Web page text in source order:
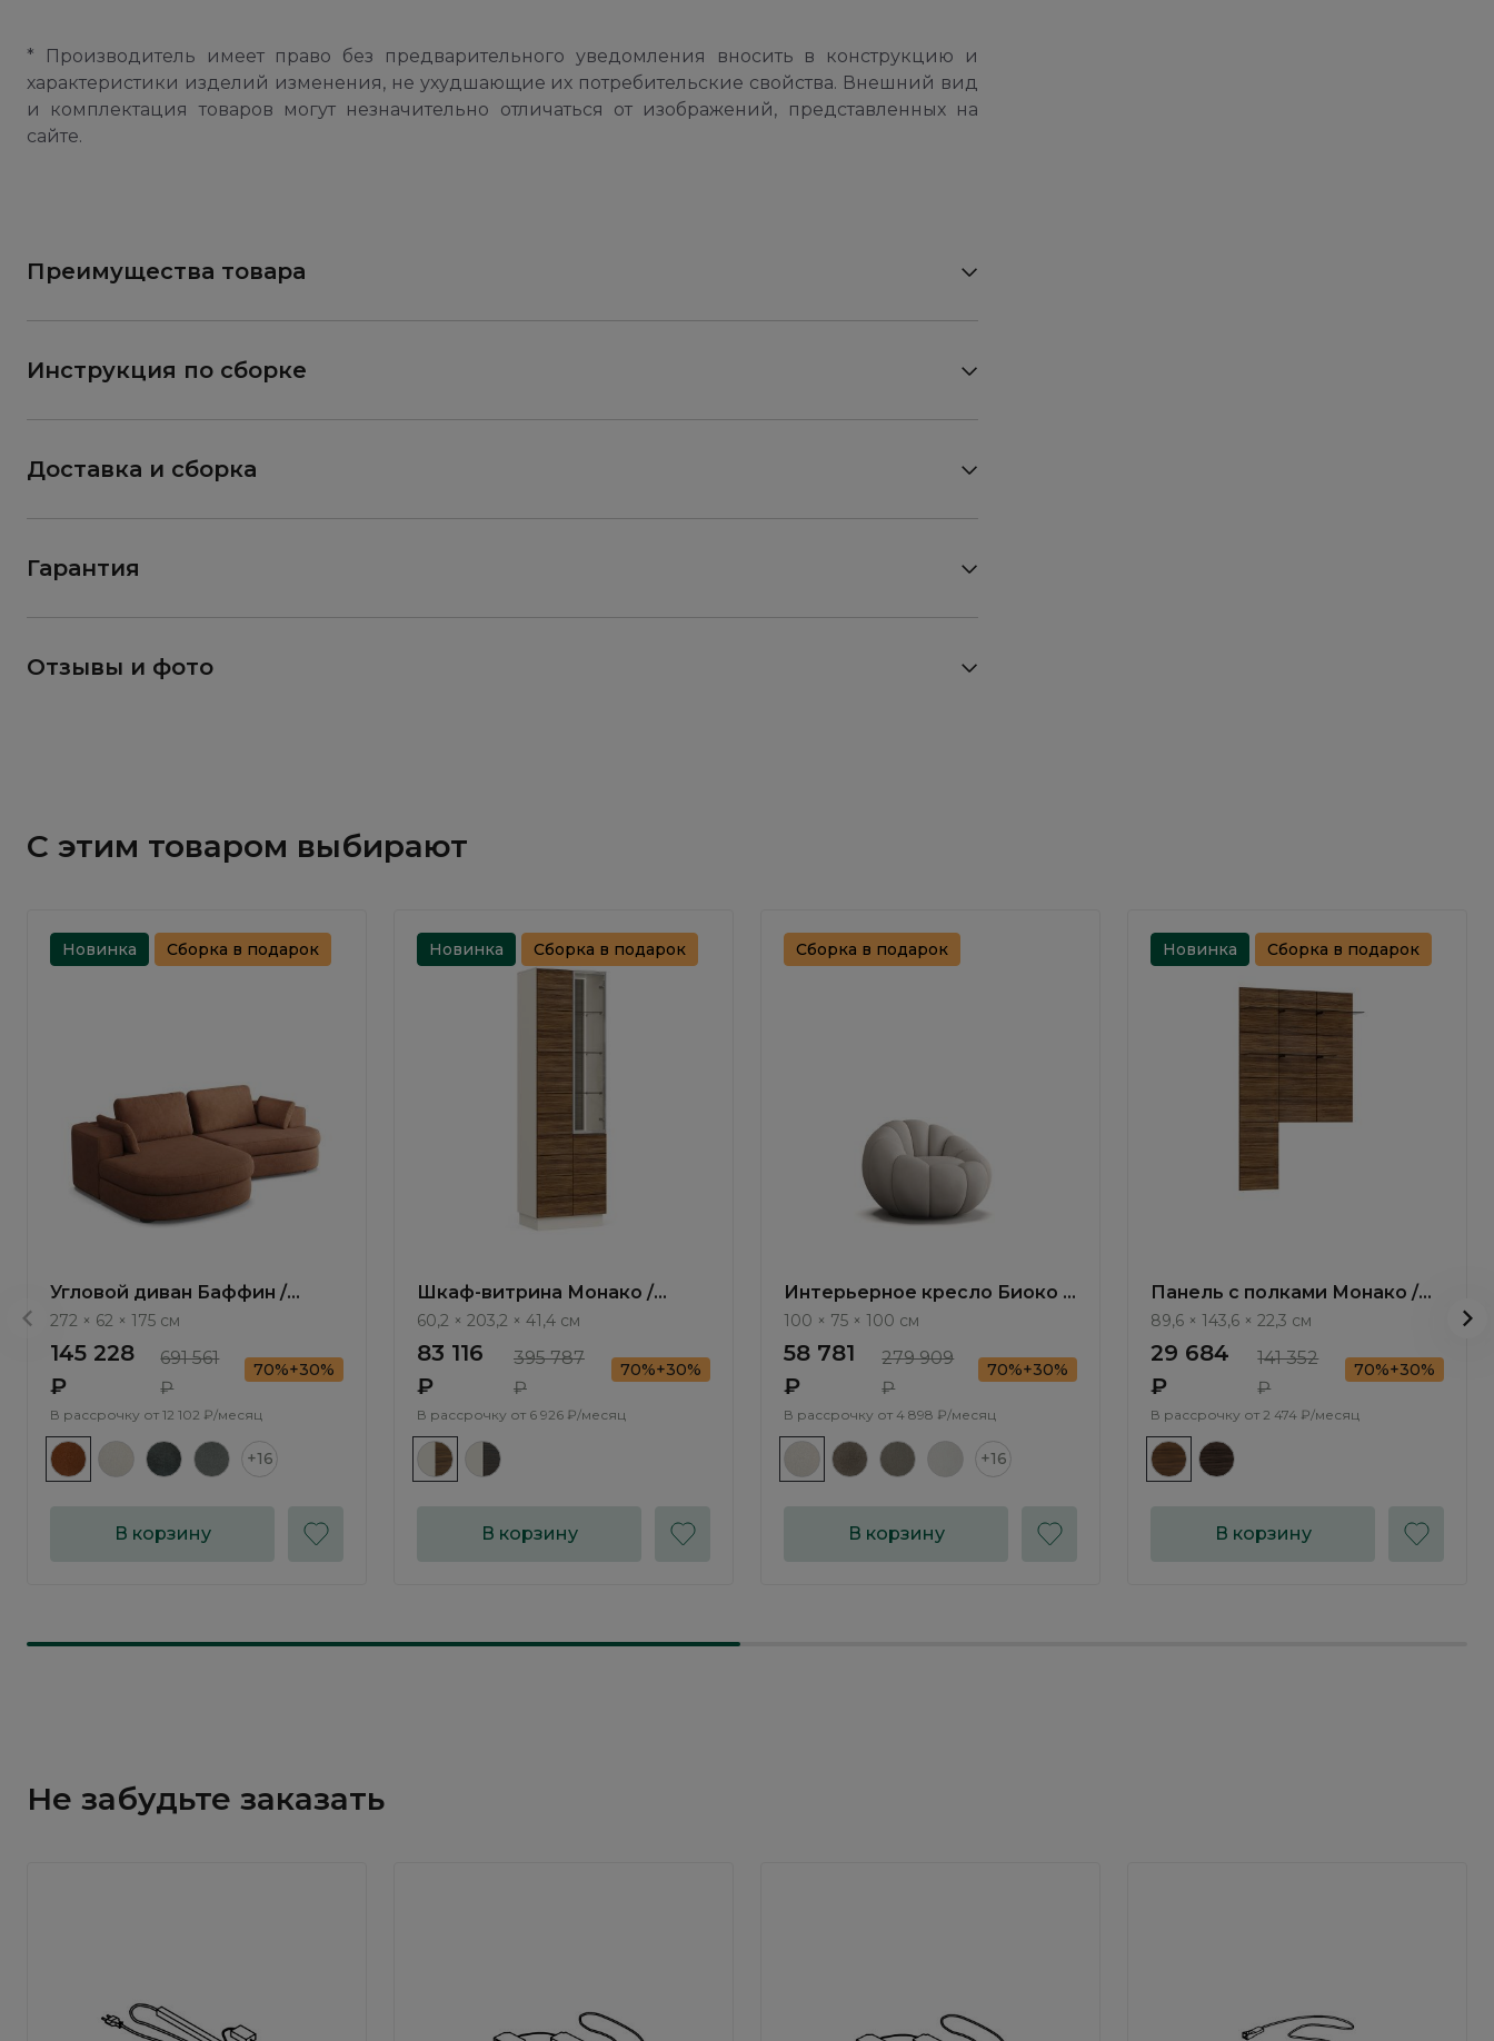
* Производитель имеет право без предварительного уведомления вносить в конструкцию и
характеристики изделий изменения, не ухудшающие их потребительские свойства. Внешний вид
и комплектация товаров могут незначительно отличаться от изображений, представленных на
сайте.
Преимущества товара
Инструкция по сборке
Доставка и сборка
Гарантия
Отзывы и фото
С этим товаром выбирают
Новинка Сборка в подарок
Угловой диван Баффин /
Baffin ММ113.111 с оттоманкой
и механизмом Еврокнижка
272 × 62 × 175 см
145 228
₽
691 561
₽
70%+30%
В рассрочку от 12 102 ₽/месяц
+16
В корзину
Новинка Сборка в подарок
Шкаф-витрина Монако /
Monako MN610.1
60,2 × 203,2 × 41,4 см
83 116
₽
395 787
₽
70%+30%
В рассрочку от 6 926 ₽/месяц
В корзину
Сборка в подарок
Интерьерное кресло Биоко /
Bioko ММ108.1
100 × 75 × 100 см
58 781
₽
279 909
₽
70%+30%
В рассрочку от 4 898 ₽/месяц
+16
В корзину
Новинка Сборка в подарок
Панель с полками Монако /
Monako MN632.1
89,6 × 143,6 × 22,3 см
29 684
₽
141 352
₽
70%+30%
В рассрочку от 2 474 ₽/месяц
В корзину
Не забудьте заказать